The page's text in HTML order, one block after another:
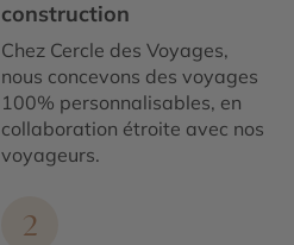
construction
Chez Cercle des Voyages,
nous concevons des voyages
100% personnalisables, en
collaboration étroite avec nos
voyageurs.
2